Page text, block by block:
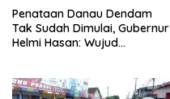
Penataan Danau Dendam
Tak Sudah Dimulai, Gubernur
Helmi Hasan: Wujud
Berdaya Saing